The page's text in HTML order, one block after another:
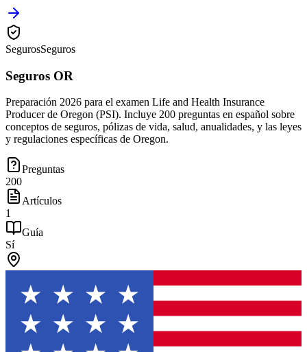
SegurosSeguros
Seguros OR
Preparación 2026 para el examen Life and Health Insurance
Producer de Oregon (PSI). Incluye 200 preguntas en español sobre
conceptos de seguros, pólizas de vida, salud, anualidades, y las leyes
y regulaciones específicas de Oregon.
Preguntas
200
Artículos
1
Guía
Sí